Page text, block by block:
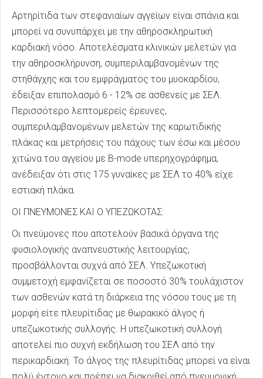
Αρτηρίτιδα των στεφανιαίων αγγείων είναι σπάνια και
μπορεί να συνυπάρχει με την αθηροσκληρωτική
καρδιακή νόσο. Αποτελέσματα κλινικών μελετών για
την αθηροσκλήρυνση, συμπεριλαμβανομένων της
στηθάγχης και του εμφράγματος του μυοκαρδίου,
έδειξαν επιπολασμό 6 - 12% σε ασθενείς με ΣΕΛ.
Περισσότερο λεπτομερείς έρευνες,
συμπεριλαμβανομένων μελετών της καρωτιδικής
πλάκας και μετρήσεις του πάχους των έσω και μέσου
χιτώνα του αγγείου με B-mode υπερηχογράφημα,
ανέδειξαν ότι στις 175 γυναίκες με ΣΕΛ το 40% είχε
εστιακή πλάκα.
ΟΙ ΠΝΕΥΜΟΝΕΣ ΚΑΙ Ο ΥΠΕΖΩΚΟΤΑΣ:
Οι πνεύμονες που αποτελούν βασικά όργανα της
φυσιολογικής αναπνευστικής λειτουργίας,
προσβάλλονται συχνά από ΣΕΛ. Υπεζωκοτική
συμμετοχή εμφανίζεται σε ποσοστό 30% τουλάχιστον
των ασθενών κατά τη διάρκεια της νόσου τους με τη
μορφή είτε πλευρίτιδας με θωρακικό άλγος ή
υπεζωκοτικής συλλογής. Η υπεζωκοτική συλλογή
αποτελεί πιο συχνή εκδήλωση του ΣΕΛ από την
περικαρδιακή. Το άλγος της πλευρίτιδας μπορεί να είναι